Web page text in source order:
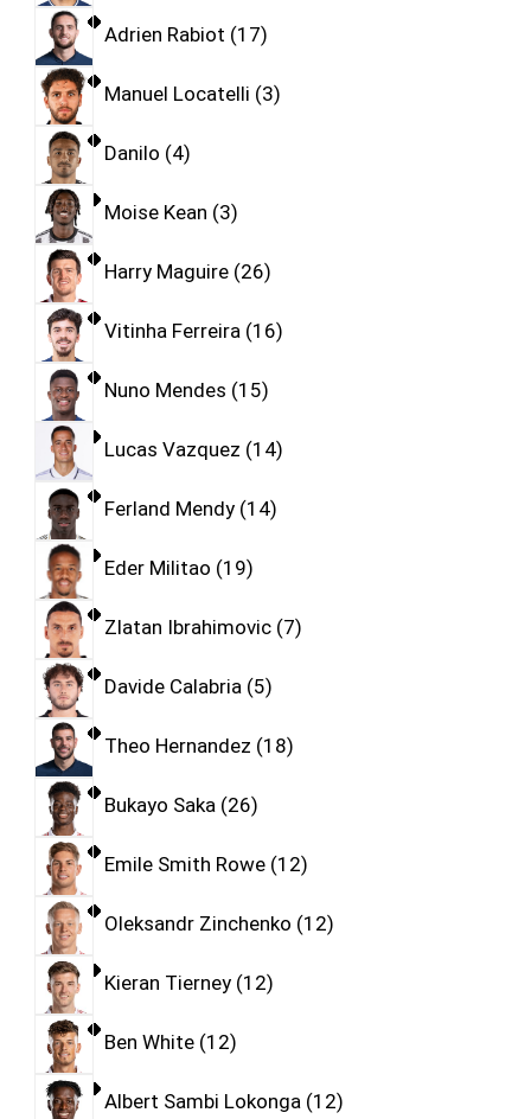
Adrien Rabiot 17
Manuel Locatelli 3
Danilo 4
Moise Kean 3
Harry Maguire 26
Vitinha Ferreira 16
Nuno Mendes 15
Lucas Vazquez 14
Ferland Mendy 14
Eder Militao 19
Zlatan Ibrahimovic 7
Davide Calabria 5
Theo Hernandez 18
Bukayo Saka 26
Emile Smith Rowe 12
Oleksandr Zinchenko 12
Kieran Tierney 12
Ben White 12
Albert Sambi Lokonga 12